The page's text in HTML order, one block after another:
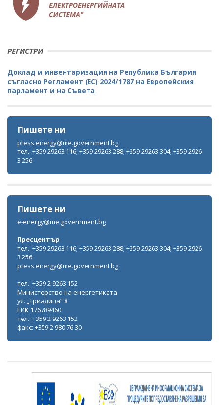
РЕГИСТРИ
Доклад и инвентаризация на Република България
съгласно Регламент (ЕС) 2024/1787 на Европейския
парламент и на Съвета
Пишете ни
press.energy@me.government.bg
тел.: +359 29263 116; +359 29263 288; +359 29263 304; +359 2926
3 256
Пишете ни
e-energy@me.government.bg
Пресцентър
тел.: +359 29263 116; +359 29263 288; +359 29263 304; +359 2926
3 256
press.energy@me.government.bg
тел.: +359 2 9263 152
Министерство на енергетиката
ул. „Триадица“ 8
ЕИК 176789460
тел.: +359 2 9263 152
факс: +359 2 980 76 30